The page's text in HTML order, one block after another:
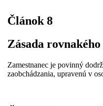
Článok 8
Zásada
Zamestnanec je povinný
zaobchádzania, upravenú v